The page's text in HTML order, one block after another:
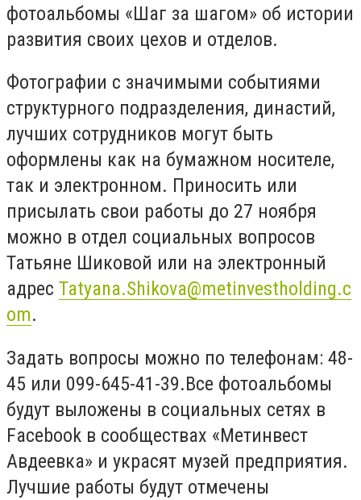
фотоальбомы «Шаг за шагом» об истории
развития своих цехов и отделов.
Фотографии с значимыми событиями
структурного подразделения, династий,
лучших сотрудников могут быть
оформлены как на бумажном носителе,
так и электронном. Приносить или
присылать свои работы до 27 ноября
можно в отдел социальных вопросов
Татьяне Шиковой или на электронный
адрес Tatyana.Shikova@metinvestholding.c
om.
Задать вопросы можно по телефонам: 48-
45 или 099-645-41-39.Все фотоальбомы
будут выложены в социальных сетях в
Facebook в сообществах «Метинвест
Авдеевка» и украсят музей предприятия.
Лучшие работы будут отмечены